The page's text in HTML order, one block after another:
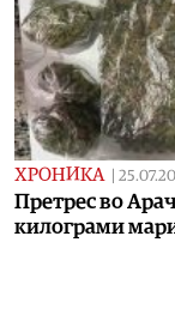
ХРОНИКА
Претрес во
килограми